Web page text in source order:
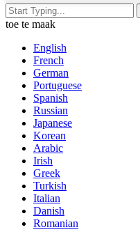
toe te maak
English
French
German
Portuguese
Spanish
Russian
Japanese
Korean
Arabic
Irish
Greek
Turkish
Italian
Danish
Romanian